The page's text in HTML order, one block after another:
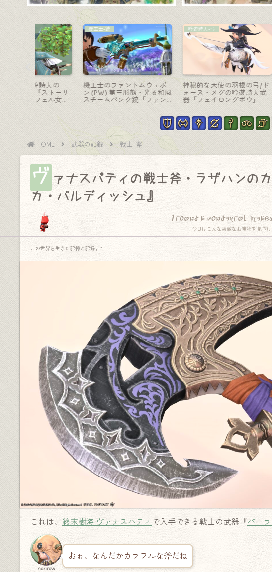
賢者-賢具
ちょっぴりスチームパンク
な賢者武器・バブイルの塔
『インペリアル・マジテッ
クウィング』
ガンブレード
ヒートホーク的な電熱式ガ
ンブレード『トロパイオ
ス・バヨネット』
マウント
黄金の鎧
マウント
ボ『轟天』
HOME 武器の記録 戦士-斧
ヴ ァナスパティの戦士斧・ラザハンの
カ・バルディッシュ』
I found a wonderful
今日はこんな素敵なお宝物を見つけ
この世界を生きた記憶と記録.｡.:*
これは、 終末樹海 ヴァナスパティ で入手できる戦士の武器『パー
norirow
おぉ、なんだかカラフルな斧だね